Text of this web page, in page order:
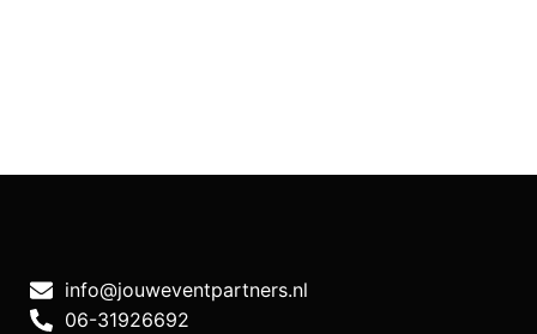
info@jouweventpartners.nl
06-31926692